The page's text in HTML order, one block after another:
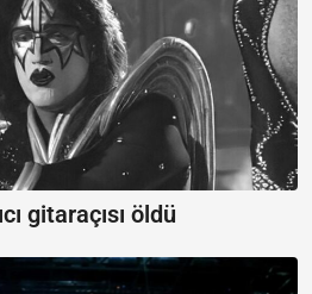
gitaraçısı öldü